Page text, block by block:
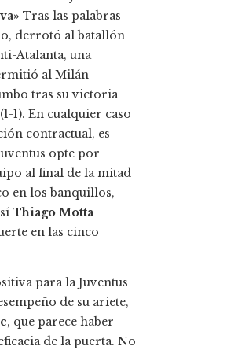
Tras las palabras
derrotó al batallón
Atalanta, una
al Milán
tras su victoria
1). En cualquier caso
contractual, es
opte por
al final de la mitad
en los banquillos,
Thiago Motta
en las cinco
para la Juventus
de su ariete,
, que parece haber
de la puerta. No